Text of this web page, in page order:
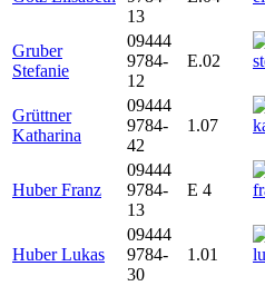
13
Gruber
Stefanie
09444
9784-
12
E.02
Grüttner
Katharina
09444
9784-
42
1.07
Huber Franz
09444
9784-
13
E 4
Huber Lukas
09444
9784-
30
1.01